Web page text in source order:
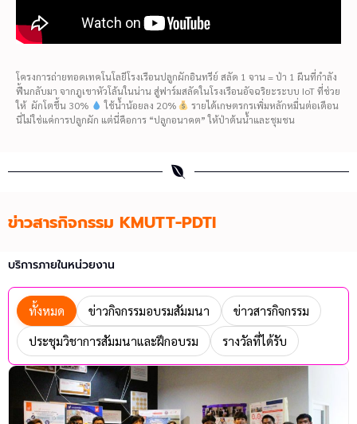
โครงการถ่ายทอดเทคโนโลยีโรงเรือนปลูกผักอินทรีย์ สลัด 1 จาน = ป่า 1 ผืนที่กำลัง
ฟื้นกลับมา จากภูเขาหัวโล้นในน่าน สู่ฟาร์มสลัดในโรงเรือนอัจฉริยะระบบ IoT ที่ช่วย
ให้ ผักโตขึ้น 30%
ใช้น้ำน้อยลง 20%
รายได้เกษตรกรเพิ่มหลักหมื่นต่อเดือน
นี่ไม่ใช่แค่การปลูกผัก แต่นี่คือการ “ปลูกอนาคต” ให้ป่าต้นน้ำและชุมชน
ข่าวสารกิจกรรม KMUTT-PDTI
บริการภายในหน่วยงาน
ทั้งหมด ข่าวกิจกรรมอบรมสัมมนา
ข่าวสารกิจกรรม
ประชุมวิชาการสัมมนาและฝึกอบรม
รางวัลที่ได้รับ